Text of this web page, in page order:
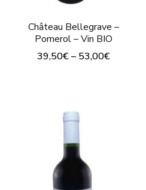
Château Bellegrave –
Pomerol – Vin BIO
39,50€– 53,00€
a
variations.
Les